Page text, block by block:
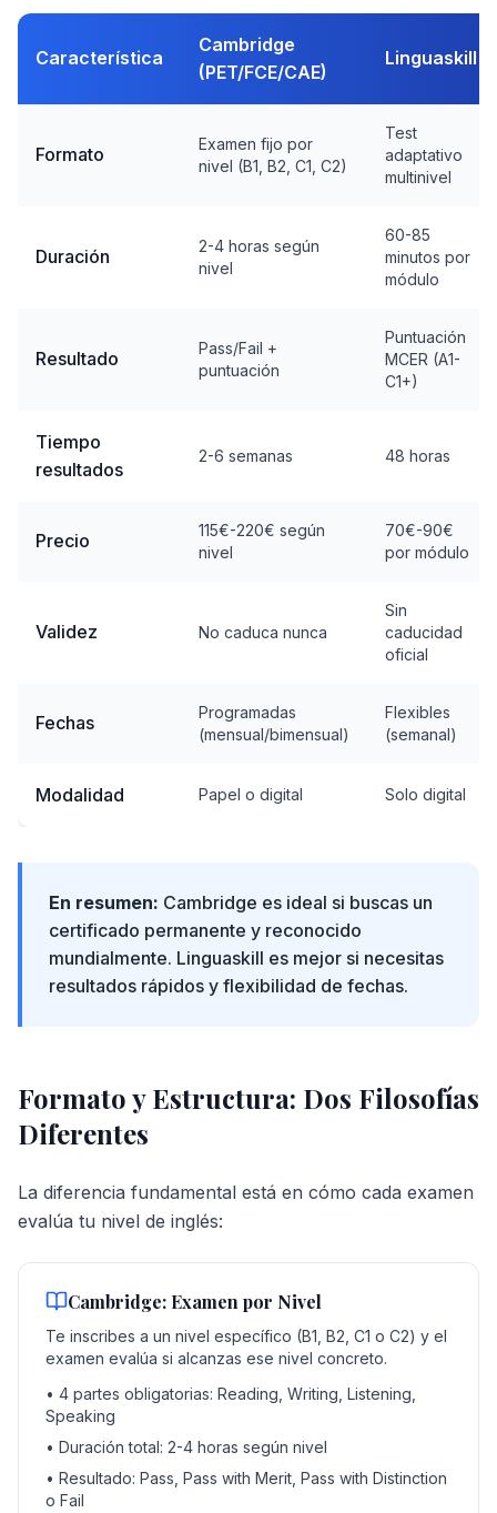
Característica
Cambridge
(PET/FCE/CAE)
Linguaskill
Formato
Examen fijo por
nivel (B1, B2, C1, C2)
Test
adaptativo
multinivel
Duración
2-4 horas según
nivel
60-85
minutos por
módulo
Resultado
Pass/Fail +
puntuación
Puntuación
MCER (A1-
C1+)
Tiempo
resultados
2-6 semanas 48 horas
Precio
115€-220€ según
nivel
70€-90€
por módulo
Validez No caduca nunca
Sin
caducidad
oficial
Fechas
Programadas
(mensual/bimensual)
Flexibles
(semanal)
Modalidad Papel o digital Solo digital
En resumen: Cambridge es ideal si buscas un
certificado permanente y reconocido
mundialmente. Linguaskill es mejor si necesitas
resultados rápidos y flexibilidad de fechas.
Formato y Estructura: Dos Filosofías
Diferentes
La diferencia fundamental está en cómo cada examen
evalúa tu nivel de inglés:
Cambridge: Examen por Nivel
Te inscribes a un nivel específico (B1, B2, C1 o C2) y el
examen evalúa si alcanzas ese nivel concreto.
• 4 partes obligatorias: Reading, Writing, Listening,
Speaking
• Duración total: 2-4 horas según nivel
• Resultado: Pass, Pass with Merit, Pass with Distinction
o Fail